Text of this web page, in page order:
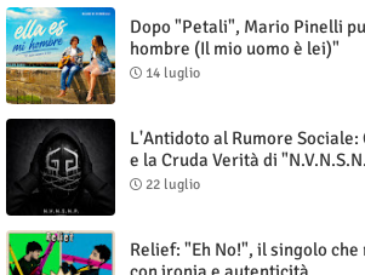
Dopo "Petali", Mario Pinelli
hombre (Il mio uomo è lei)"
14 luglio
L'Antidoto al Rumore Sociale:
e la Cruda Verità di
22 luglio
Relief: "Eh No!", il singolo